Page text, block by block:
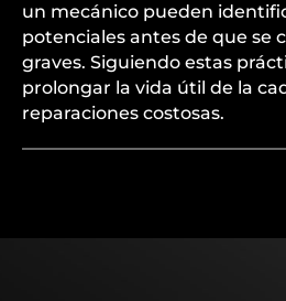
un mecánico pueden
potenciales antes de que se
graves. Siguiendo estas
prolongar la vida útil de la
reparaciones costosas.